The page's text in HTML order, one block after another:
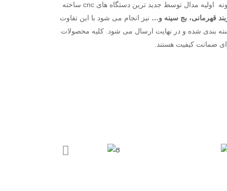
توسط تیم طراحی پرشین مدال صورت می پذیرد. طراحی مدال کاملا اختصاصی بوده و هر مدال طرح متمایز خود را دارد. پس از آن نمونه اولیه مدال توسط جدید ترین دستگاه های cnc ساخته
قهرمانی، بج سینه و… نیز انجام می شود با این تفاوت
بندی شده و در نهایت ارسال می شود. کلیه محصولات
ضمانت کیفیت هستند.